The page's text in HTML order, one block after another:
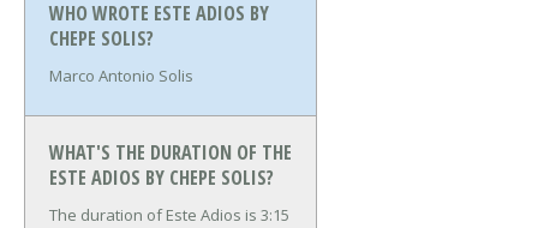
WHO WROTE ESTE ADIOS BY
CHEPE SOLIS?
Marco Antonio Solis
WHAT'S THE DURATION OF THE
ESTE ADIOS BY CHEPE SOLIS?
The duration of Este Adios is 3:15